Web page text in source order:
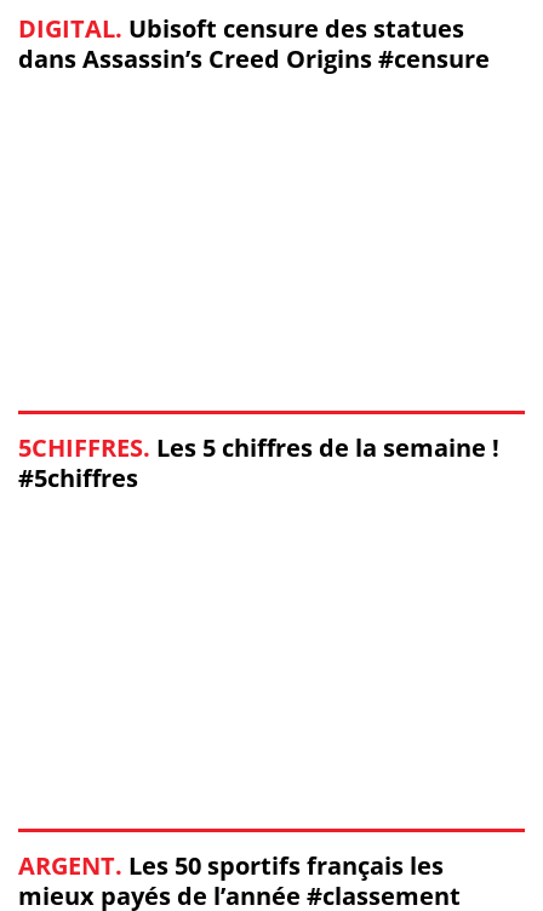
DIGITAL. Ubisoft censure des statues
dans Assassin’s Creed Origins #censure
5CHIFFRES. Les 5 chiffres de la semaine !
#5chiffres
ARGENT. Les 50 sportifs français les
mieux payés de l’année #classement